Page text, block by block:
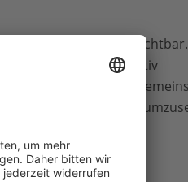
ist
und kooperativ
ist jetzt an der Zeit,
Sofortmaßnahmen